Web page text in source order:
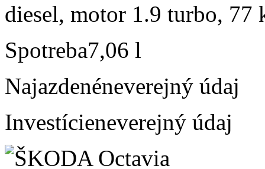
diesel, motor 1.9 turbo, 77
Spotreba7,06 l
Najazdenéneverejný údaj
Investícieneverejný údaj